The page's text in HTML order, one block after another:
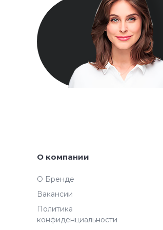
О компании
О Бренде
Вакансии
Политика
конфиденциальности